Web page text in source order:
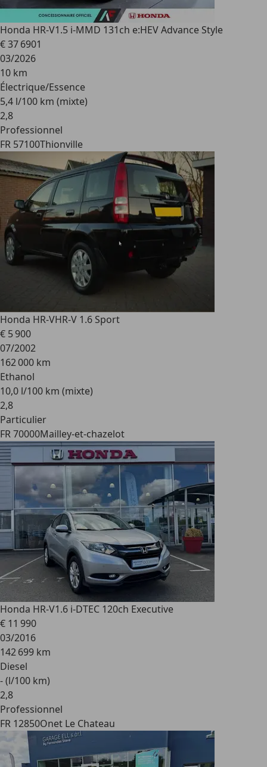
Honda HR-V1.5 i-MMD 131ch e:HEV Advance Style
€ 37 6901
03/2026
10 km
Électrique/Essence
5,4 l/100 km (mixte)
2,8
Professionnel
FR 57100Thionville
Honda HR-VHR-V 1.6 Sport
€ 5 900
07/2002
162 000 km
Ethanol
10,0 l/100 km (mixte)
2,8
Particulier
FR 70000Mailley-et-chazelot
Honda HR-V1.6 i-DTEC 120ch Executive
€ 11 990
03/2016
142 699 km
Diesel
- (l/100 km)
2,8
Professionnel
FR 12850Onet Le Chateau